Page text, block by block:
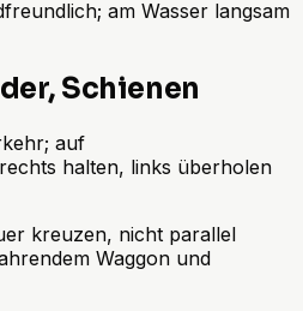
am Wasser langsam
Schienen
auf
halten, links überholen
kreuzen, nicht parallel
Waggon und